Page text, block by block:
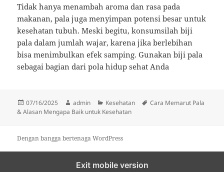
Tidak hanya menambah aroma dan rasa pada
makanan, pala juga menyimpan potensi besar untuk
kesehatan tubuh. Meski begitu, konsumsilah biji
pala dalam jumlah wajar, karena jika berlebihan
bisa menimbulkan efek samping. Gunakan biji pala
sebagai bagian dari pola hidup sehat Anda
Diposkan
pada
07/16/2025 Penulis
admin Kategori
Kesehatan Tag
Cara Memarut Pala
& Alasan Mengapa Baik untuk Kesehatan
Dengan bangga bertenaga WordPress
Exit mobile version